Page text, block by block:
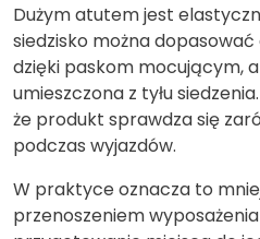
Dużym atutem jest
siedzisko można dopasować
dzięki paskom mocującym,
umieszczona z tyłu
że produkt sprawdza się
podczas wyjazdów.
W praktyce oznacza to
przenoszeniem wyposażenia